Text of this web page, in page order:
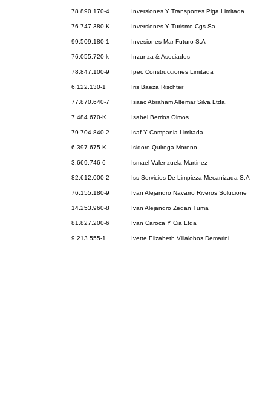
78.890.170-4 Inversiones Y Transportes Piga Limitada
76.747.380-K Inversiones Y Turismo Cgs Sa
99.509.180-1 Invesiones Mar Futuro S.A
76.055.720-k Inzunza & Asociados
78.847.100-9 Ipec Construcciones Limitada
6.122.130-1 Iris Baeza Rischter
77.870.640-7 Isaac Abraham Altemar Silva Ltda.
7.484.670-K Isabel Berrios Olmos
79.704.840-2 Isaf Y Compania Limitada
6.397.675-K Isidoro Quiroga Moreno
3.669.746-6 Ismael Valenzuela Martinez
82.612.000-2 Iss Servicios De Limpieza Mecanizada S.A
76.155.180-9 Ivan Alejandro Navarro Riveros Solucione
14.253.960-8 Ivan Alejandro Zedan Tuma
81.827.200-6 Ivan Caroca Y Cia Ltda
9.213.555-1 Ivette Elizabeth Villalobos Demarini